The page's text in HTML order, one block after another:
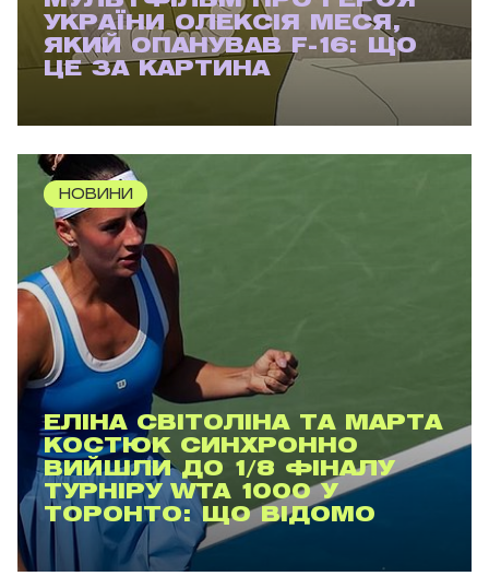
УКРАЇНИ ОЛЕКСІЯ МЕСЯ,
ЯКИЙ ОПАНУВАВ F-16: ЩО
ЦЕ ЗА КАРТИНА
НОВИНИ
ЕЛІНА СВІТОЛІНА ТА МАРТА
КОСТЮК СИНХРОННО
ВИЙШЛИ ДО 1/8 ФІНАЛУ
ТУРНІРУ WTA 1000 У
ТОРОНТО: ЩО ВІДОМО